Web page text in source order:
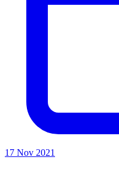
17 Nov 2021